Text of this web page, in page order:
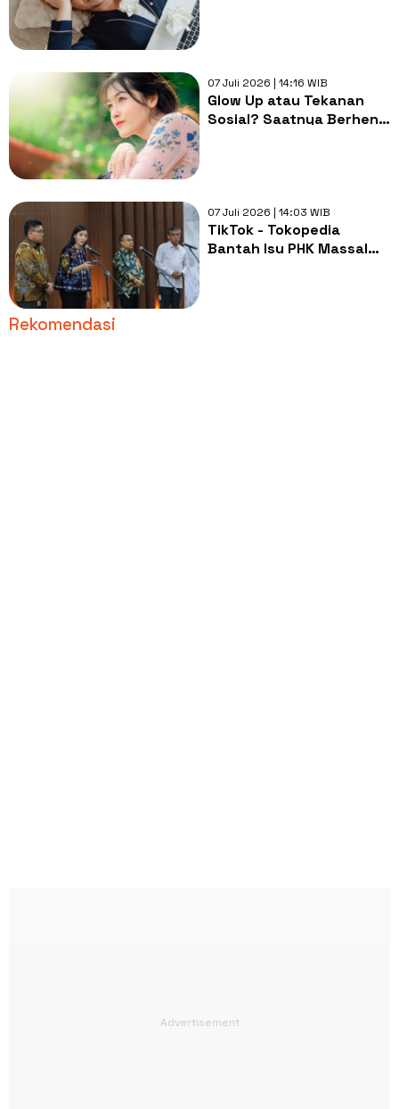
07 Juli 2026 | 14:16 WIB
Glow Up atau Tekanan
Sosial? Saatnya Berhenti
07 Juli 2026 | 14:03 WIB
TikTok - Tokopedia
Bantah Isu PHK Massal
Rekomendasi